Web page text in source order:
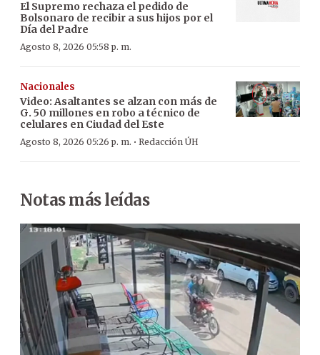
El Supremo rechaza el pedido de
Bolsonaro de recibir a sus hijos por el
Día del Padre
Agosto 8, 2026 05:58 p. m.
Nacionales
Video: Asaltantes se alzan con más de
G. 50 millones en robo a técnico de
celulares en Ciudad del Este
Agosto 8, 2026 05:26 p. m. · Redacción ÚH
Notas más leídas